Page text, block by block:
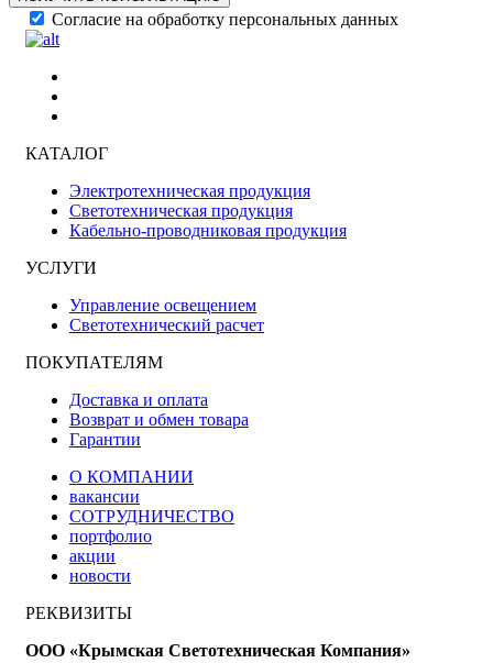
Согласие на обработку персональных данных
КАТАЛОГ
Электротехническая продукция
Светотехническая продукция
Кабельно-проводниковая продукция
УСЛУГИ
Управление освещением
Светотехнический расчет
ПОКУПАТЕЛЯМ
Доставка и оплата
Возврат и обмен товара
Гарантии
О КОМПАНИИ
вакансии
СОТРУДНИЧЕСТВО
портфолио
акции
новости
РЕКВИЗИТЫ
ООО «Крымская Светотехническая Компания»